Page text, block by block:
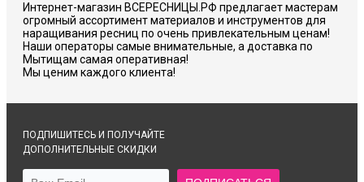
Интернет-магазин ВСЕРЕСНИЦЫ.РФ предлагает мастерам
огромный ассортимент материалов и инструментов для
наращивания ресниц по очень привлекательным ценам!
Наши операторы самые внимательные, а доставка по
Мытищам самая оперативная!
Мы ценим каждого клиента!
ПОДПИШИТЕСЬ И ПОЛУЧАЙТЕ
ДОПОЛНИТЕЛЬНЫЕ СКИДКИ